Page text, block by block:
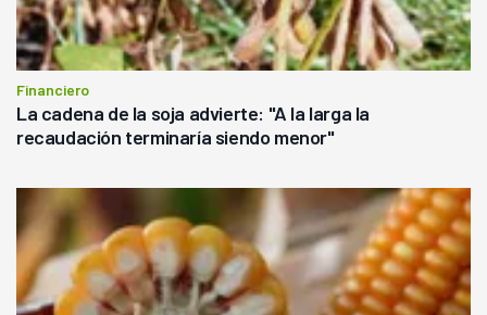
Financiero
La cadena de la soja advierte: "A la larga la
recaudación terminaría siendo menor"